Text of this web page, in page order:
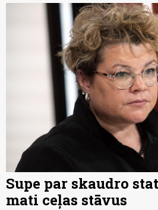
Supe par skaudro
mati ceļas stāvus